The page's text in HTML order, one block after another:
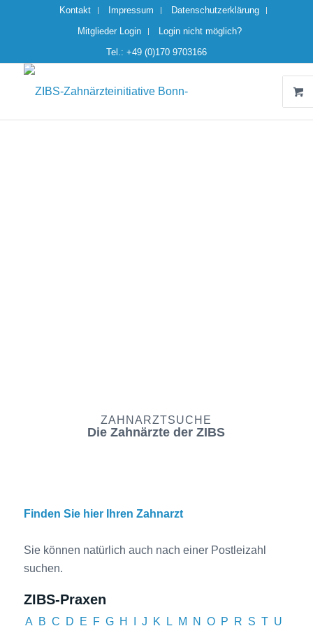
Kontakt Impressum
Datenschutzerklärung
Mitglieder Login
Login nicht möglich?
Tel.: +49 (0)170 9703166
ZAHNARZTSUCHE
Die Zahnärzte der ZIBS
Finden Sie hier Ihren Zahnarzt
Sie können natürlich auch nach einer Postleizahl
suchen.
ZIBS-Praxen
A B C D E F G H J K L M N O P R S T U